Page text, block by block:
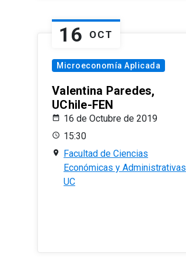
16 OCT
Microeconomía Aplicada
Valentina Paredes,
UChile-FEN
16 de Octubre de 2019
15:30
Facultad de Ciencias
Económicas y Administrativas
UC